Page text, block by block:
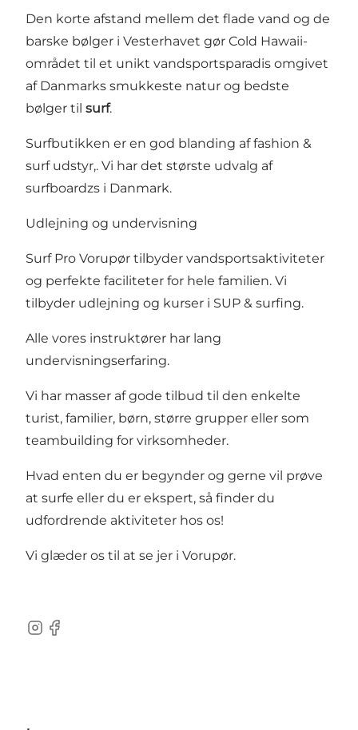
Den korte afstand mellem det flade vand og de
barske bølger i Vesterhavet gør Cold Hawaii-
området til et unikt vandsportsparadis omgivet
af Danmarks smukkeste natur og bedste
bølger til surf.
Surfbutikken er en god blanding af fashion &
surf udstyr,. Vi har det største udvalg af
surfboardzs i Danmark.
Udlejning og undervisning
Surf Pro Vorupør tilbyder vandsportsaktiviteter
og perfekte faciliteter for hele familien. Vi
tilbyder udlejning og kurser i SUP & surfing.
Alle vores instruktører har lang
undervisningserfaring.
Vi har masser af gode tilbud til den enkelte
turist, familier, børn, større grupper eller som
teambuilding for virksomheder.
Hvad enten du er begynder og gerne vil prøve
at surfe eller du er ekspert, så finder du
udfordrende aktiviteter hos os!
Vi glæder os til at se jer i Vorupør.
Instagram
Facebook